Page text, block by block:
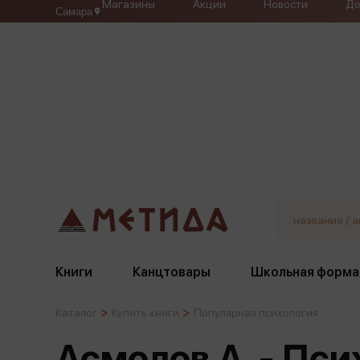
Самара
Магазины Акции Новости
Книги Канцтовары Школьная форма